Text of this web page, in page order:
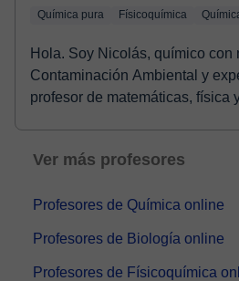
Química pura Físicoquímica
Hola. Soy Nicolás, químico con
Contaminación Ambiental y
profesor de matemáticas, física
Ver más profesores
Profesores de Química online
Profesores de Biología online
Profesores de Físicoquímica